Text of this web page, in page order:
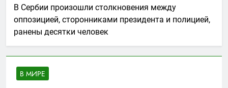
В Сербии произошли столкновения между
оппозицией, сторонниками президента и полицией,
ранены десятки человек
В МИРЕ